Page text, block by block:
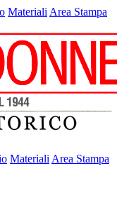
Materiali Area Stampa
Materiali Area Stampa